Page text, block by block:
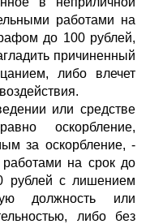
работами на
до 100 рублей,
причиненный
либо влечет
или средстве
оскорбление,
за оскорбление, -
работами на срок до
рублей с лишением
должность или
либо без